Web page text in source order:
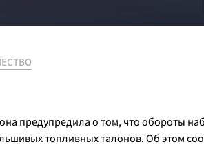
предупредила о том, что обороты
топливных талонов. Об этом